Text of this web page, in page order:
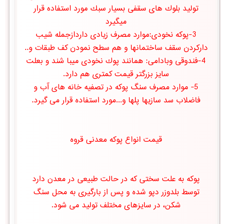
تولید بلوك های سقفی بسیار سبك مورد استفاده قرار
میگیرد
3-پوكه نخودی:موارد مصرف زیادی داردازجمله شیب
داركردن سقف ساختمانها و هم سطح نمودن كف طبقات و..
4-فندوقی وبادامی: همانند پوك نخودی میبا شند و بعلت
سایز بزرگتر قیمت کمتری هم دارد.
5- موارد مصرف سنگ پوکه در تصفیه خانه های آب و
فاضلاب سد سازیها پلها و...مورد استفاده قرار می گیرد.
قیمت انواع پوکه معدنی قروه
پوکه به علت سختی که در حالت طبیعی در معدن دارد
توسط بلدوزر دپو شده و پس از بارگیری به محل سنگ
شکن، در سایزهای مختلف تولید می شود.